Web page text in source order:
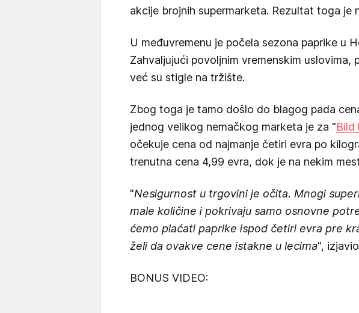
akcije brojnih supermarketa. Rezultat toga je
U međuvremenu je počela sezona paprike u
Zahvaljujući povoljnim vremenskim uslovima,
već su stigle na tržište.
Zbog toga je tamo došlo do blagog pada
jednog velikog nemačkog marketa je za "Bild
očekuje cena od najmanje četiri evra po
trenutna cena 4,99 evra, dok je na nekim
"Nesigurnost u trgovini je očita. Mnogi
male količine i pokrivaju samo osnovne
ćemo plaćati paprike ispod četiri evra pre
želi da ovakve cene istakne u lecima",
BONUS VIDEO: